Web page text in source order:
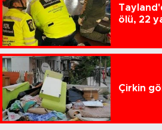
ölü, 22
Çirkin